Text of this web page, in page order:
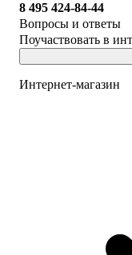
8 495 424-84-44
Вопросы и ответы
Поучаствовать в
Интернет-магазин